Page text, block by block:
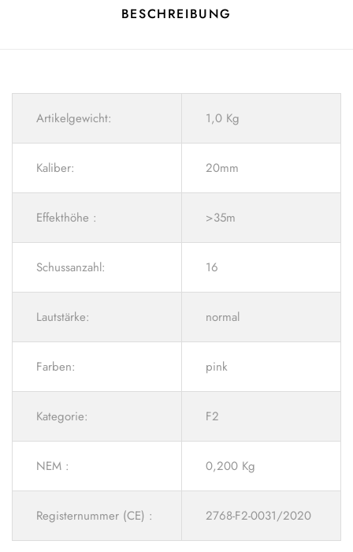
BESCHREIBUNG
Artikelgewicht: 1,0 Kg
Kaliber: 20mm
Effekthöhe : >35m
Schussanzahl: 16
Lautstärke: normal
Farben: pink
Kategorie: F2
NEM : 0,200 Kg
Registernummer (CE) : 2768-F2-0031/2020